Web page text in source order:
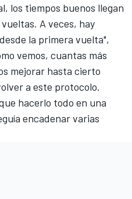
los tiempos buenos llegan
A veces, hay
la primera vuelta",
vemos, cuantas más
mejorar hasta cierto
a este protocolo.
hacerlo todo en una
encadenar varias